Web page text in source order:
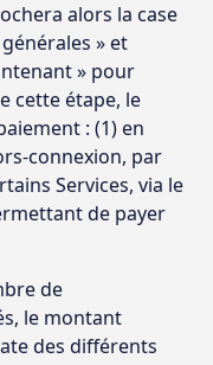
alors la case
générales » et
» pour
cette étape, le
: (1) en
connexion, par
Services, via le
de payer
de
le montant
des différents